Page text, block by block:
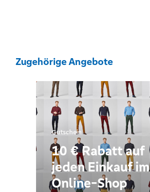
Zugehörige Angebote
Gutschein
10 € Rabatt auf
jeden Einkauf im
Online-Shop